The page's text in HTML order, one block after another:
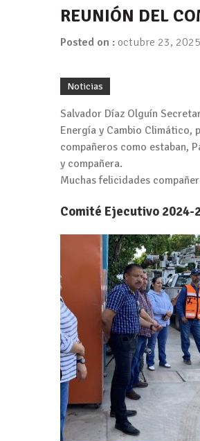
REUNIÓN DEL
Posted on : octubre 23, 2025
Noticias
Salvador Díaz Olguín
Energía y Cambio Climático,
compañeros como estaban,
y compañera.
Muchas felicidades
Comité Ejecutivo 2024-